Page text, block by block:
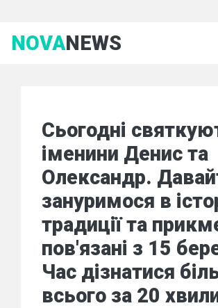
NOVANEWS
Сьогодні
іменини Денис та
Олександр.
зануримося в
традиції та
пов'язані з 15
Час дізнатися
всього за 20